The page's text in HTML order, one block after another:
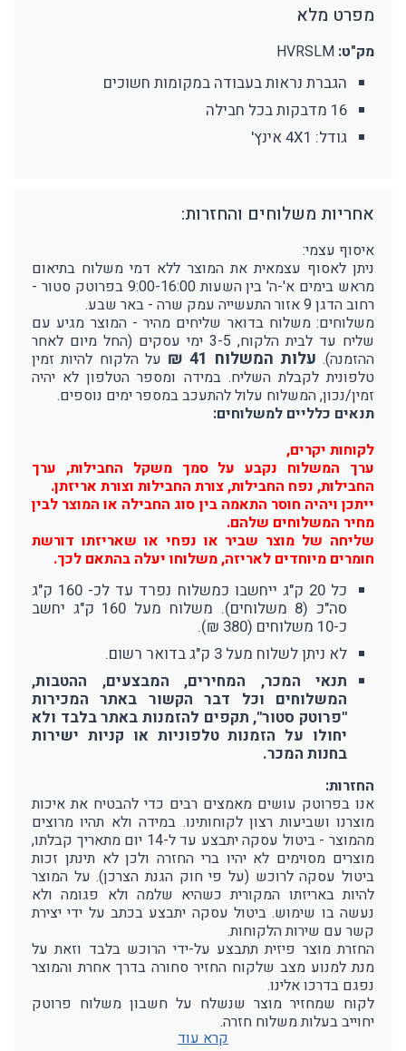
מפרט מלא
מק"ט: HVRSLM
הגברת נראות בעבודה במקומות חשוכים
16 מדבקות בכל חבילה
גודל: 4X1 אינץ'
אחריות משלוחים והחזרות:
איסוף עצמי:
ניתן לאסוף עצמאית את המוצר ללא דמי משלוח בתיאום
מראש בימים א'-ה' בין השעות 9:00-16:00 בפרוטק סטור -
רחוב הדגן 9 אזור התעשייה עמק שרה - באר שבע.
משלוחים: משלוח בדואר שליחים מהיר - המוצר מגיע עם
שליח עד לבית הלקוח, 3-5 ימי עסקים (החל מיום לאחר
ההזמנה). עלות המשלוח 41 ₪
על הלקוח להיות זמין
טלפונית לקבלת השליח. במידה ומספר הטלפון לא יהיה
זמין/נכון, המשלוח עלול להתעכב במספר ימים נוספים.
תנאים כלליים למשלוחים:
לקוחות יקרים,
ערך המשלוח נקבע על סמך משקל החבילות, ערך
החבילות, נפח החבילות, צורת החבילות וצורת אריזתן.
ייתכן ויהיה חוסר התאמה בין סוג החבילה או המוצר לבין
מחיר המשלוחים שלהם.
שליחה של מוצר שביר או נפחי או שאריזתו דורשת
חומרים מיוחדים לאריזה, משלוחו יעלה בהתאם לכך.
כל 20 ק"ג ייחשבו כמשלוח נפרד עד לכ- 160 ק"ג
סה"כ (8 משלוחים). משלוח מעל 160 ק"ג יחשב
כ-10 משלוחים (380 ₪).
לא ניתן לשלוח מעל 3 ק"ג בדואר רשום.
תנאי המכר, המחירים, המבצעים, ההטבות,
המשלוחים וכל דבר הקשור באתר המכירות
"פרוטק סטור", תקפים להזמנות באתר בלבד ולא
יחולו על הזמנות טלפוניות או קניות ישירות
בחנות המכר.
החזרות:
אנו בפרוטק עושים מאמצים רבים כדי להבטיח את איכות
מוצרנו ושביעות רצון לקוחותינו. במידה ולא תהיו מרוצים
מהמוצר - ביטול עסקה יתבצע עד ל-14 יום מתאריך קבלתו,
מוצרים מסוימים לא יהיו ברי החזרה ולכן לא תינתן זכות
ביטול עסקה לרוכש (על פי חוק הגנת הצרכן). על המוצר
להיות באריזתו המקורית כשהיא שלמה ולא פגומה ולא
נעשה בו שימוש. ביטול עסקה יתבצע בכתב על ידי יצירת
קשר עם שירות הלקוחות.
החזרת מוצר פיזית תתבצע על-ידי הרוכש בלבד וזאת על
מנת למנוע מצב שלקוח החזיר סחורה בדרך אחרת והמוצר
נפגם בדרכו אלינו.
לקוח שמחזיר מוצר שנשלח על חשבון משלוח פרוטק
יחוייב בעלות משלוח חזרה.
קרא עוד